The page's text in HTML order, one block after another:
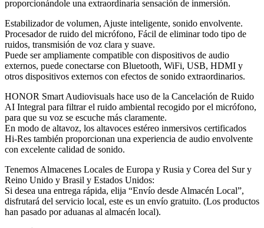
proporcionándole una extraordinaria sensación de inmersión.
Estabilizador de volumen, Ajuste inteligente, sonido envolvente.
Procesador de ruido del micrófono, Fácil de eliminar todo tipo de
ruidos, transmisión de voz clara y suave.
Puede ser ampliamente compatible con dispositivos de audio
externos, puede conectarse con Bluetooth, WiFi, USB, HDMI y
otros dispositivos externos con efectos de sonido extraordinarios.
HONOR Smart Audiovisuals hace uso de la Cancelación de Ruido
AI Integral para filtrar el ruido ambiental recogido por el micrófono,
para que su voz se escuche más claramente.
En modo de altavoz, los altavoces estéreo inmersivos certificados
Hi-Res también proporcionan una experiencia de audio envolvente
con excelente calidad de sonido.
Tenemos Almacenes Locales de Europa y Rusia y Corea del Sur y
Reino Unido y Brasil y Estados Unidos:
Si desea una entrega rápida, elija “Envío desde Almacén Local”,
disfrutará del servicio local, este es un envío gratuito. (Los productos
han pasado por aduanas al almacén local).